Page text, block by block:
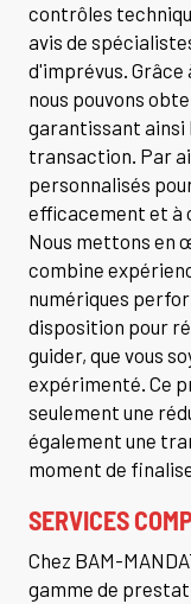
contrôles
avis de
d'imprévus. Grâce
nous pouvons
garantissant ainsi
transaction. Par
personnalisés
efficacement et à
Nous mettons en
combine
numériques
disposition pour
guider, que vous
expérimenté. Ce
seulement une
également une
moment de
SERVICES
Chez BAM-
gamme de